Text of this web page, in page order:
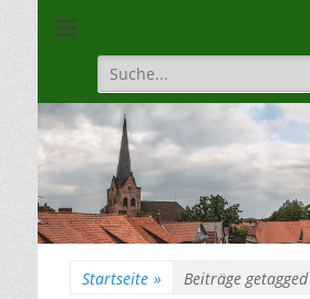
Suche
für:
Startseite » Beiträge getagged